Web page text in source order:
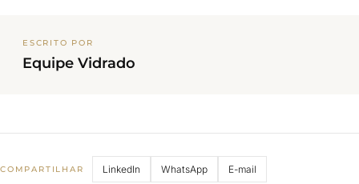
ESCRITO POR
Equipe Vidrado
COMPARTILHAR LinkedIn WhatsApp E-mail